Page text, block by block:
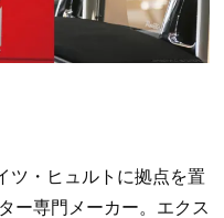
ツ・ヒュルトに拠点を置
ー専門メーカー。エクス